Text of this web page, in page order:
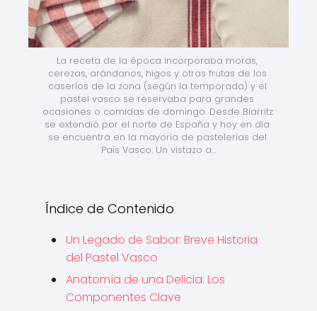
La receta de la época incorporaba moras,
cerezas, arándanos, higos y otras frutas de los
caseríos de la zona (según la temporada) y el
pastel vasco se reservaba para grandes
ocasiones o comidas de domingo. Desde Biarritz
se extendió por el norte de España y hoy en día
se encuentra en la mayoría de pastelerías del
País Vasco. Un vistazo a…
Índice de Contenido
Un Legado de Sabor: Breve Historia
del Pastel Vasco
Anatomía de una Delicia: Los
Componentes Clave